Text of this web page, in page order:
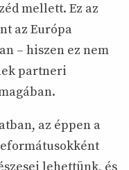
mellett. Ez az
az Európa
– hiszen ez nem
partneri
az éppen a